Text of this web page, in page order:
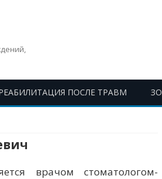
ПОСЛЕ ТРАВМ
Перейти
врачом стоматологом-